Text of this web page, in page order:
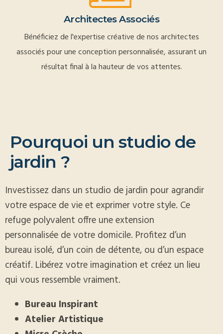
Architectes Associés
Bénéficiez de l'expertise créative de nos architectes
associés pour une conception personnalisée, assurant un
résultat final à la hauteur de vos attentes.
Pourquoi un studio de
jardin ?
Investissez dans un studio de jardin pour agrandir
votre espace de vie et exprimer votre style. Ce
refuge polyvalent offre une extension
personnalisée de votre domicile. Profitez d’un
bureau isolé, d’un coin de détente, ou d’un espace
créatif. Libérez votre imagination et créez un lieu
qui vous ressemble vraiment.
Bureau Inspirant
Atelier Artistique